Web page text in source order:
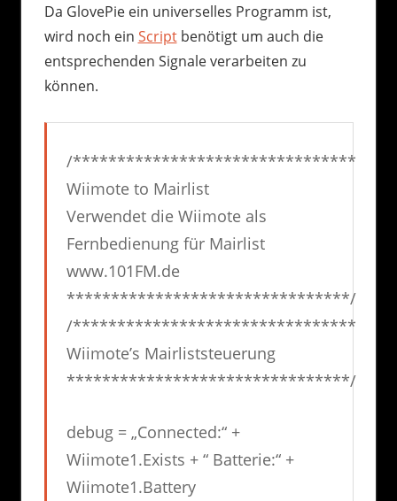
Da GlovePie ein universelles Programm ist,
wird noch ein Scriptbenötigt um auch die
entsprechenden Signale verarbeiten zu
können.
/********************************
Wiimote to Mairlist
Verwendet die Wiimote als
Fernbedienung für Mairlist
www.101FM.de
********************************/
/********************************
Wiimote’s Mairliststeuerung
********************************/
debug = „Connected:“ +
Wiimote1.Exists + “ Batterie:“ +
Wiimote1.Battery